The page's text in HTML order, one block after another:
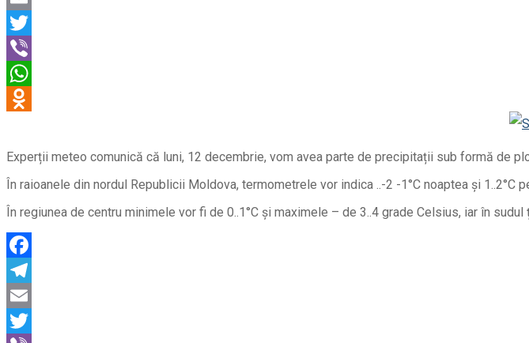
Experții meteo comunică că luni, 12 decembrie, vom avea parte de precipitații sub formă de
În raioanele din nordul Republicii Moldova, termometrele vor indica ..-2 -1°C noaptea și 1..2°C
În regiunea de centru minimele vor fi de 0..1°C și maximele – de 3..4 grade Celsius, iar în